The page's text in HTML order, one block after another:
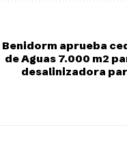
Benidorm aprueba
de Aguas 7.000 m2
desalinizadora